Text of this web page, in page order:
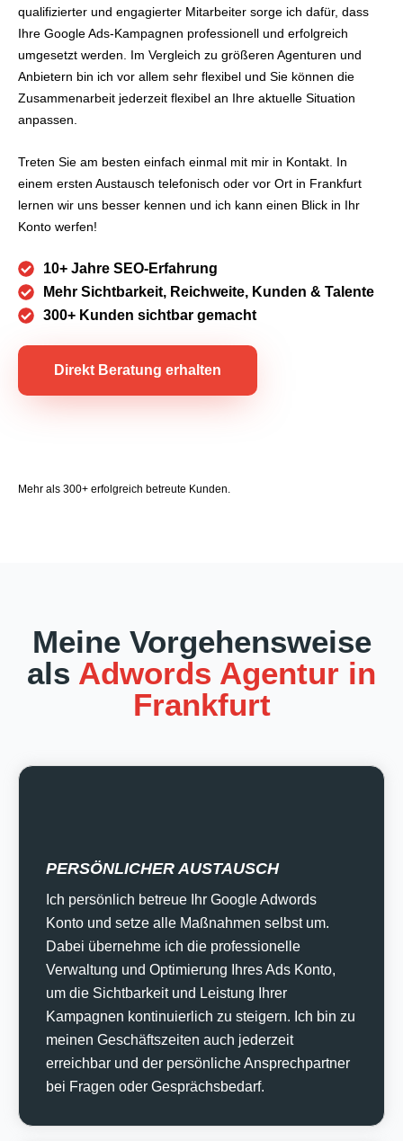
qualifizierter und engagierter Mitarbeiter sorge ich dafür, dass
Ihre Google Ads-Kampagnen professionell und erfolgreich
umgesetzt werden. Im Vergleich zu größeren Agenturen und
Anbietern bin ich vor allem sehr flexibel und Sie können die
Zusammenarbeit jederzeit flexibel an Ihre aktuelle Situation
anpassen.
Treten Sie am besten einfach einmal mit mir in Kontakt. In
einem ersten Austausch telefonisch oder vor Ort in Frankfurt
lernen wir uns besser kennen und ich kann einen Blick in Ihr
Konto werfen!
10+ Jahre SEO-Erfahrung
Mehr Sichtbarkeit, Reichweite, Kunden & Talente
300+ Kunden sichtbar gemacht
Direkt Beratung erhalten
Mehr als 300+ erfolgreich betreute Kunden.
Meine Vorgehensweise
als Adwords Agentur in
Frankfurt
PERSÖNLICHER AUSTAUSCH
Ich persönlich betreue Ihr Google Adwords
Konto und setze alle Maßnahmen selbst um.
Dabei übernehme ich die professionelle
Verwaltung und Optimierung Ihres Ads Konto,
um die Sichtbarkeit und Leistung Ihrer
Kampagnen kontinuierlich zu steigern. Ich bin zu
meinen Geschäftszeiten auch jederzeit
erreichbar und der persönliche Ansprechpartner
bei Fragen oder Gesprächsbedarf.